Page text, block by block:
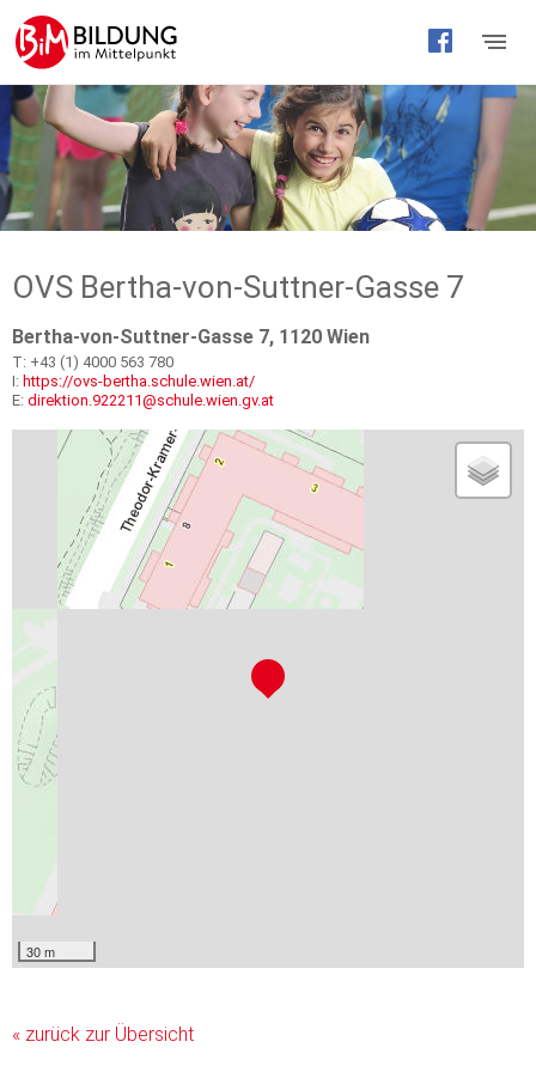
Barrierefreie
Bedienung
der
Webseite
OVS Bertha-von-Suttner-Gasse 7
Bertha-von-Suttner-Gasse 7, 1120 Wien
T: +43 (1) 4000 563 780
I: https://ovs-bertha.schule.wien.at/
E: direktion.922211@schule.wien.gv.at
30 m
« zurück zur Übersicht